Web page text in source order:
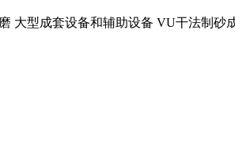
型成套设备和辅助设备 VU干法制砂